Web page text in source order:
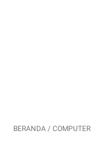
BERANDA / COMPUTER